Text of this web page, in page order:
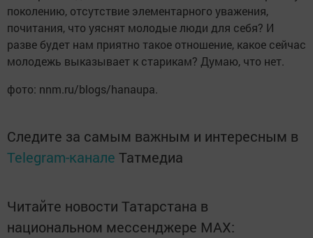
поколению, отсутствие элементарного уважения,
почитания, что уяснят молодые люди для себя? И
разве будет нам приятно такое отношение, какое сейчас
молодежь выказывает к старикам? Думаю, что нет.
фото: nnm.ru/blogs/hanaupa.
Следите за самым важным и интересным в
Telegram-канале Татмедиа
Читайте новости Татарстана в
национальном мессенджере MАХ: